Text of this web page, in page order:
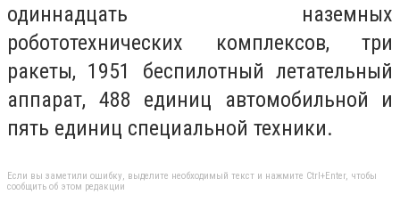
одиннадцать наземных
робототехнических комплексов, три
ракеты, 1951 беспилотный летательный
аппарат, 488 единиц автомобильной и
пять единиц специальной техники.
Если вы заметили ошибку, выделите необходимый текст и нажмите Ctrl+Enter, чтобы
сообщить об этом редакции